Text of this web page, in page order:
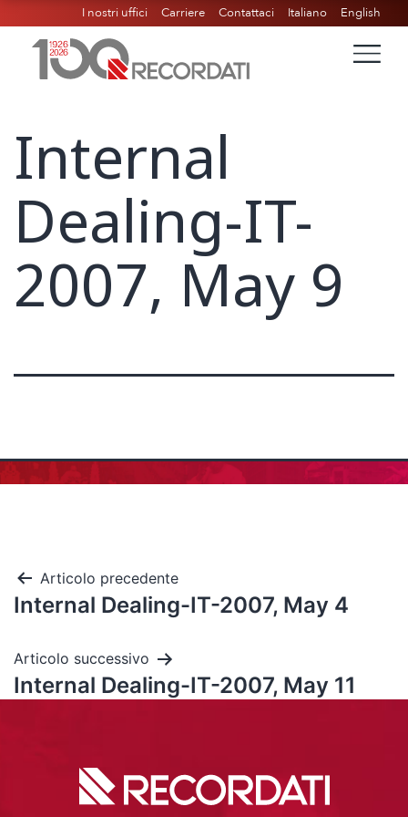
I nostri uffici Carriere Contattaci Italiano English
Internal
Dealing-IT-
2007, May 9
Articolo precedente
Internal Dealing-IT-2007, May 4
Articolo successivo
Internal Dealing-IT-2007, May 11